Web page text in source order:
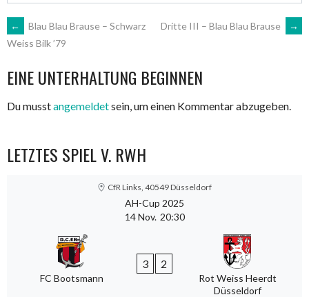
ARTIKEL-
NAVIGATION
←
Blau Blau Brause – Schwarz
Weiss Bilk ’79
Dritte III – Blau Blau Brause →
EINE UNTERHALTUNG BEGINNEN
Du musstangemeldetsein, um einen Kommentar abzugeben.
LETZTES SPIEL V. RWH
CfR Links, 40549 Düsseldorf
AH-Cup 2025
14 Nov. 20:30
FC Bootsmann
3 2
Rot Weiss Heerdt
Düsseldorf